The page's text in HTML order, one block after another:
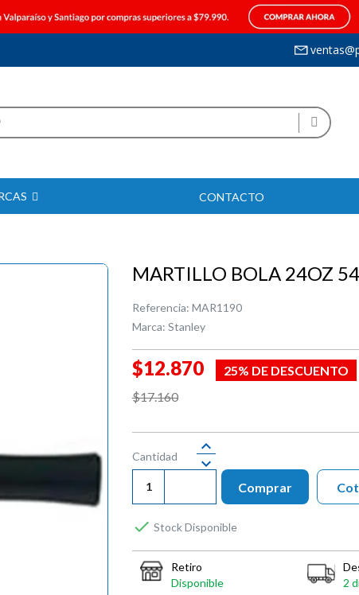
CONTACTO
MARTILLO BOLA 24OZ
Referencia: MAR1190
Marca: Stanley
$12.870
25% DE DESCUENTO
$17.160
Cantidad
Comprar
 Stock Disponible
Retiro
Disponible
2